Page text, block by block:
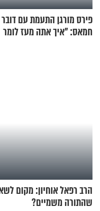
פירס מורגן התעמת עם דובר
חמאס: "איך אתה מעז לומר
שהתורה משמיים?